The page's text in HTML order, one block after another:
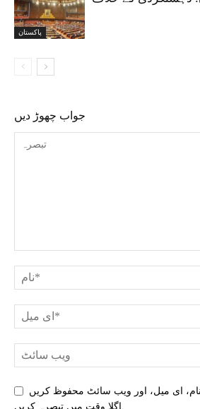
پاکستان
جواب چھوڑ دیں
نام، ای میل، اور ویب سائٹ محفوظ کریں